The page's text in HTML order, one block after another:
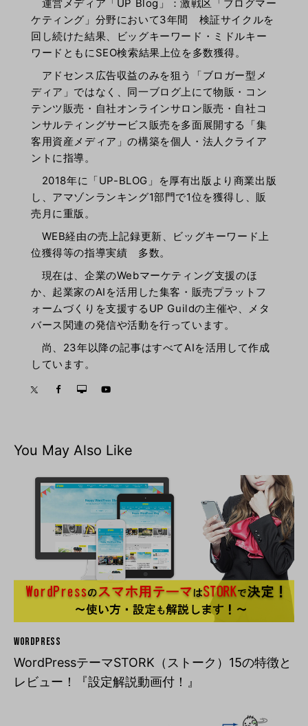
運営メディア「UP Blog」：激戦区「ブログマー
ケティング」分野において3年間 検証サイクルを
回し続けた結果、ビッグキーワード・ミドルキー
ワードともにSEO検索結果上位を多数獲得。
アドセンス広告収益のみを狙う「ブロガー型メ
ディア」ではなく、同一ブログ上にて物販・コン
テンツ販売・自社オンラインサロン販売・自社コ
ンサルティングサービス販売を多面展開する「集
客用資産メディア」の構築を個人・法人クライア
ントに指導。
2018年に「UP-BLOG」を厚有出版より商業出版
し、アマゾンランキング1部門で1位を獲得し、販
売月に重版。
WEB経由の売上記録更新、ビッグキーワード上
位獲得等の指導実績 多数。
現在は、企業のWebマーケティング支援のほ
か、起業家のAIを活用した集客・販売プラットフ
ォームづくりを支援するUP Guildの主催や、メタ
バース関連の発信や活動を行っています。
尚、23年以降の記事はすべてAIを活用して作成
しています。
You May Also Like
WORDPRESS
WordPressテーマSTORK（ストーク）15の特徴と
レビュー！『設定解説動画付！』